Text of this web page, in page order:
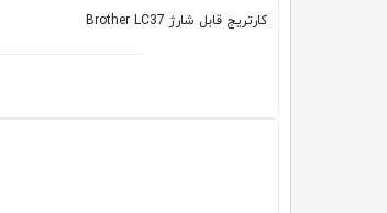
کارتریج قابل شارژ Brother LC37